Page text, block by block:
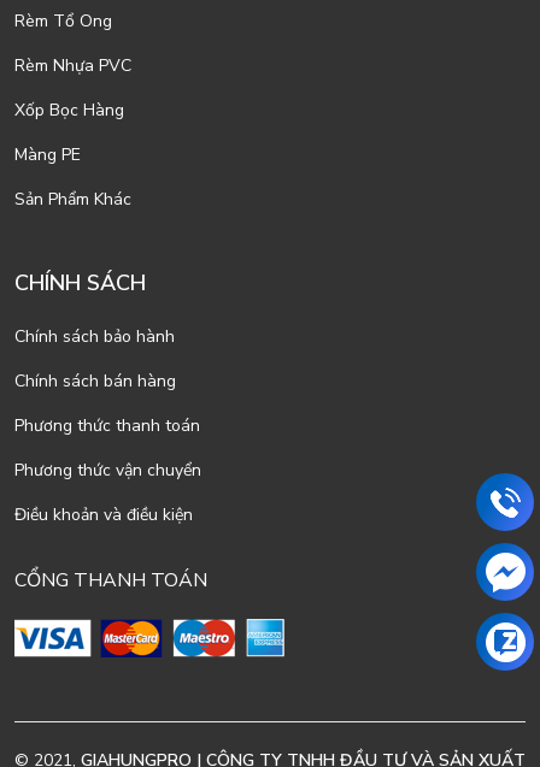
Rèm Tổ Ong
Rèm Nhựa PVC
Xốp Bọc Hàng
Màng PE
Sản Phẩm Khác
CHÍNH SÁCH
Chính sách bảo hành
Chính sách bán hàng
Phương thức thanh toán
Phương thức vận chuyển
Điều khoản và điều kiện
CỔNG THANH TOÁN
© 2021, GIAHUNGPRO | CÔNG TY TNHH ĐẦU TƯ VÀ SẢN XUẤT